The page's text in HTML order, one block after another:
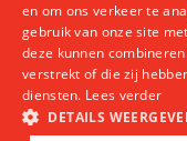
©2026 Sabam CV/SC
member@sabam.be |
Rechtlicher Hinweis|
en om ons verkeer te
gebruik van onze site
deze kunnen
verstrekt of die zij
diensten. Lees verder
DETAILS